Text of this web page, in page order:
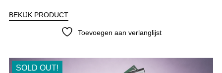
BEKIJK PRODUCT
Toevoegen aan verlanglijst
SOLD OUT!